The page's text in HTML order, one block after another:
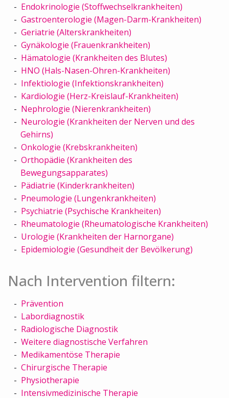
Endokrinologie (Stoffwechselkrankheiten)
Gastroenterologie (Magen-Darm-Krankheiten)
Geriatrie (Alterskrankheiten)
Gynäkologie (Frauenkrankheiten)
Hämatologie (Krankheiten des Blutes)
HNO (Hals-Nasen-Ohren-Krankheiten)
Infektiologie (Infektionskrankheiten)
Kardiologie (Herz-Kreislauf-Krankheiten)
Nephrologie (Nierenkrankheiten)
Neurologie (Krankheiten der Nerven und des
Gehirns)
Onkologie (Krebskrankheiten)
Orthopädie (Krankheiten des
Bewegungsapparates)
Pädiatrie (Kinderkrankheiten)
Pneumologie (Lungenkrankheiten)
Psychiatrie (Psychische Krankheiten)
Rheumatologie (Rheumatologische Krankheiten)
Urologie (Krankheiten der Harnorgane)
Epidemiologie (Gesundheit der Bevölkerung)
Nach Intervention filtern:
Prävention
Labordiagnostik
Radiologische Diagnostik
Weitere diagnostische Verfahren
Medikamentöse Therapie
Chirurgische Therapie
Physiotherapie
Intensivmedizinische Therapie